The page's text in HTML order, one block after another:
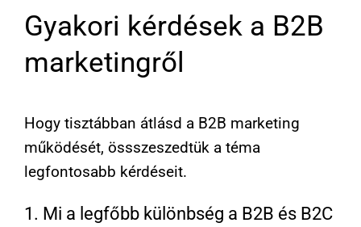
Gyakori kérdések a B2B
marketingről
Hogy tisztábban átlásd a B2B marketing
működését, össszeszedtük a téma
legfontosabb kérdéseit.
1. Mi a legfőbb különbség a B2B és B2C